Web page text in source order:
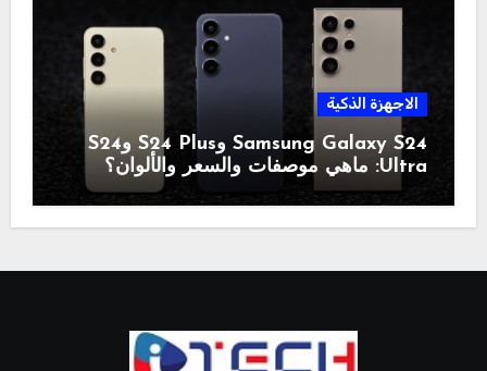
الاجهزة الذكية
Samsung Galaxy S24 وS24 Plus وS24
Ultra: ماهي موصفات والسعر والألوان؟